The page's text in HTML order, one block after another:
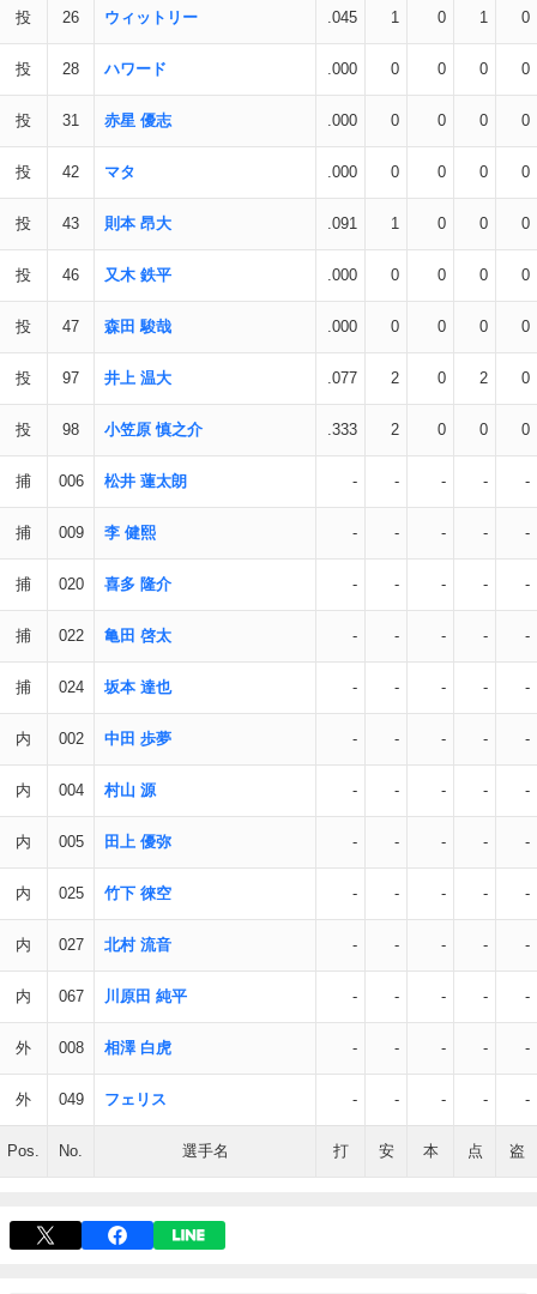
投 26 ウィットリー .045 1 0 1 0
投 28 ハワード .000 0 0 0 0
投 31 赤星 優志 .000 0 0 0 0
投 42 マタ .000 0 0 0 0
投 43 則本 昂大 .091 1 0 0 0
投 46 又木 鉄平 .000 0 0 0 0
投 47 森田 駿哉 .000 0 0 0 0
投 97 井上 温大 .077 2 0 2 0
投 98 小笠原 慎之介 .333 2 0 0 0
捕 006 松井 蓮太朗 - - - - -
捕 009 李 健熙 - - - - -
捕 020 喜多 隆介 - - - - -
捕 022 亀田 啓太 - - - - -
捕 024 坂本 達也 - - - - -
内 002 中田 歩夢 - - - - -
内 004 村山 源 - - - - -
内 005 田上 優弥 - - - - -
内 025 竹下 徠空 - - - - -
内 027 北村 流音 - - - - -
内 067 川原田 純平 - - - - -
外 008 相澤 白虎 - - - - -
外 049 フェリス - - - - -
Pos. No. 選手名 打 安 本 点 盗